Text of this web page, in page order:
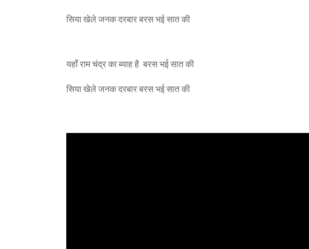
सिया खेले जनक दरबार बरस भई सात की
यहाँ राम चंद्र का ब्याह है बरस भई सात की
सिया खेले जनक दरबार बरस भई सात की